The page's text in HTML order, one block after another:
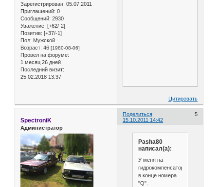
Зарегистрирован: 05.07.2011
Приглашений: 0
Сообщений: 2930
Уважение: [+62/-2]
Позитив: [+37/-1]
Пол: Мужской
Возраст: 46 [1980-08-06]
Провел на форуме:
1 месяц 26 дней
Последний визит:
25.02.2018 13:37
Цитировать
Поделиться
5
15.10.2011 14:42
SpectroniK
Администратор
Pasha80
написал(а):
У меня на
гидрокомпенсаторной
в конце номера
"Q".